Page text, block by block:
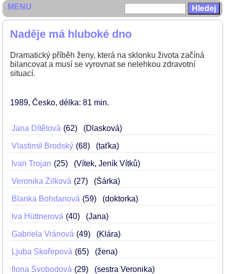
Naděje má hluboké dno
Dramatický příběh ženy, která na sklonku života začíná
bilancovat a musí se vyrovnat se nelehkou zdravotní
situací.
1989 Česko délka: 81 min
Jana Dítětová 62 (Dlasková)
Vlastimil Brodský 68 (taťka)
Ivan Trojan 25 (Vítek, Jeník Vítků)
Veronika Žilková 27 (Šárka)
Blanka Bohdanová 59 (doktorka)
Iva Hüttnerová 40 (Jana)
Gabriela Vránová 49 (Klára)
Ljuba Skořepová 65 (žena)
Ilona Svobodová 29 (sestra Veronika)
MENU